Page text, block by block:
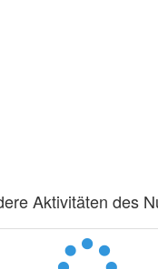
Aktivitäten des